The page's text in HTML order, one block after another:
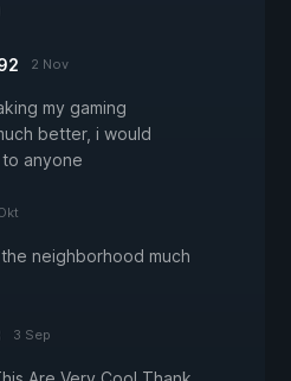
2 Nov
my gaming
better, i would
anyone
neighborhood much
3 Sep